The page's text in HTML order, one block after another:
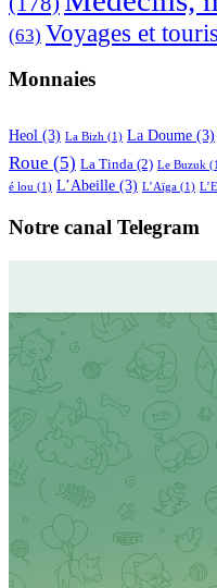
(63) Voyages et
Monnaies
Heol (3) La Bizh (1) La Doume (3)
Roue (5) La Tinda (2) Le Buzuk
é lou (1) L’Abeille (3) L’Aïga (1)
Notre canal Telegram